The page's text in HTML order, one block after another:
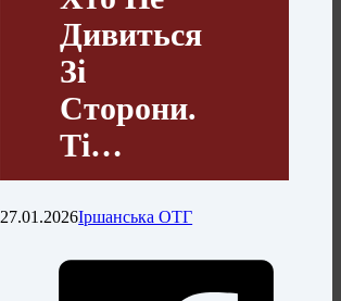
Дивиться
Зі
Сторони.
Ті…
27.01.2026Іршанська ОТГ